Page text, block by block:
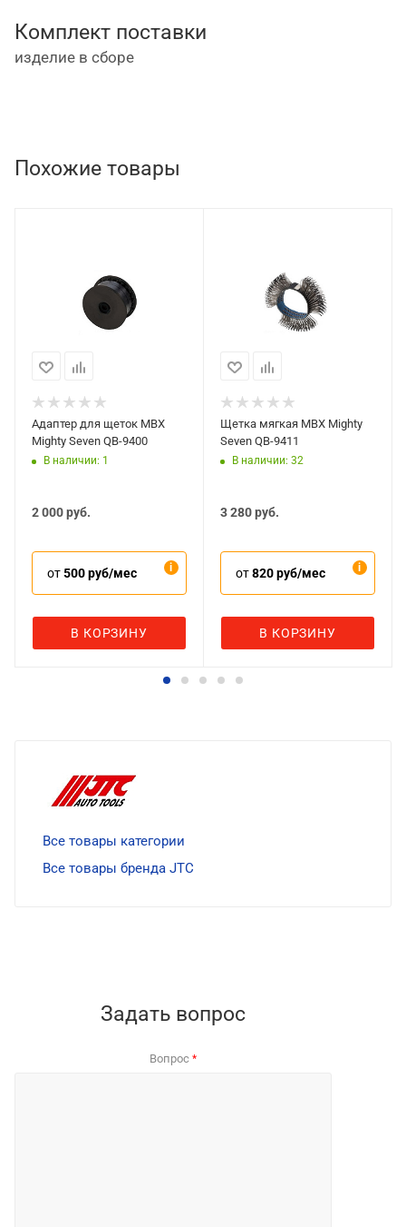
Комплект поставки
изделие в сборе
Похожие товары
Адаптер для щеток MBX
Mighty Seven QB-9400
В наличии: 1
2 000руб.
от500 руб/мес
В КОРЗИНУ
Щетка мягкая MBX Mighty
Seven QB-9411
В наличии: 32
3 280руб.
от820 руб/мес
В КОРЗИНУ
Все товары категории
Все товары бренда JTC
Задать вопрос
Вопрос *